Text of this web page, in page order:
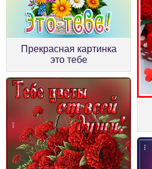
Прекрасная картинка
это тебе